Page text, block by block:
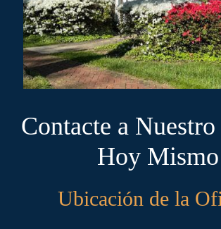
Contacte a
Hoy Mismo
Ubicación de la